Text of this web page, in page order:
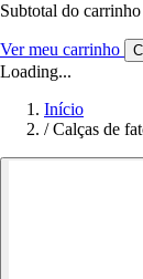
Subtotal do carrinho
Ver meu carrinho
Loading...
Início
/ Calças de